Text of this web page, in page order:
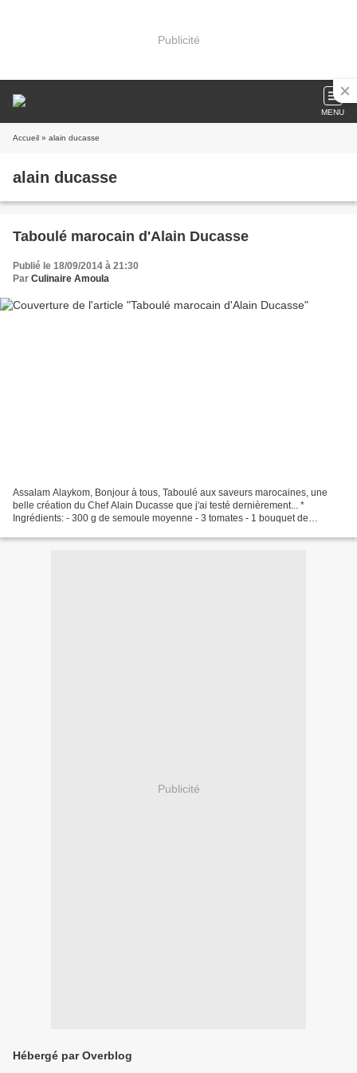
Publicité
MENU
Accueil » alain ducasse
alain ducasse
Taboulé marocain d'Alain Ducasse
Publié le 18/09/2014 à 21:30
Par Culinaire Amoula
Assalam Alaykom, Bonjour à tous, Taboulé aux saveurs marocaines, une
belle création du Chef Alain Ducasse que j'ai testé dernièrement... *
Ingrédients: - 300 g de semoule moyenne - 3 tomates - 1 bouquet de
Publicité
Hébergé par Overblog